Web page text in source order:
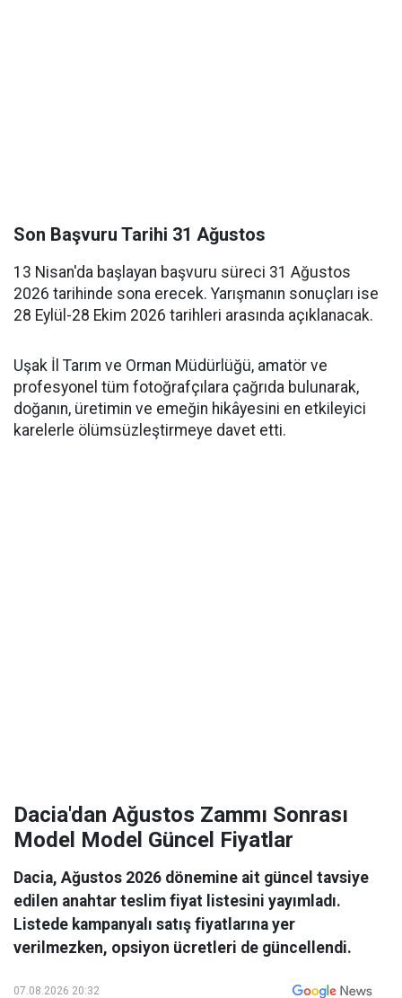
Son Başvuru Tarihi 31 Ağustos
13 Nisan'da başlayan başvuru süreci 31 Ağustos
2026 tarihinde sona erecek. Yarışmanın sonuçları ise
28 Eylül-28 Ekim 2026 tarihleri arasında açıklanacak.
Uşak İl Tarım ve Orman Müdürlüğü, amatör ve
profesyonel tüm fotoğrafçılara çağrıda bulunarak,
doğanın, üretimin ve emeğin hikâyesini en etkileyici
karelerle ölümsüzleştirmeye davet etti.
Dacia'dan Ağustos Zammı Sonrası
Model Model Güncel Fiyatlar
Dacia, Ağustos 2026 dönemine ait güncel tavsiye
edilen anahtar teslim fiyat listesini yayımladı.
Listede kampanyalı satış fiyatlarına yer
verilmezken, opsiyon ücretleri de güncellendi.
07.08.2026 20:32